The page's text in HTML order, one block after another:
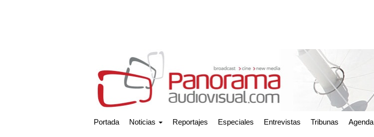
Portada Noticias Reportajes Especiales Entrevistas Tribunas Agenda